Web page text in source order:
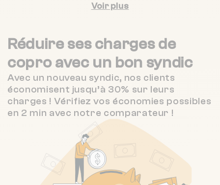
Voir plus
Réduire ses charges de
coproavec un bon syndic
Avec un nouveau syndic, nos clients
économisent jusqu’à 30% sur leurs
charges ! Vérifiez vos économies possibles
en 2 min avec notre comparateur !